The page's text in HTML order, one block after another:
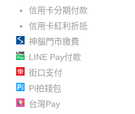
信用卡分期付款
信用卡紅利折抵
神腦門市繳費
LINE Pay付款
街口支付
Pi拍錢包
台灣Pay